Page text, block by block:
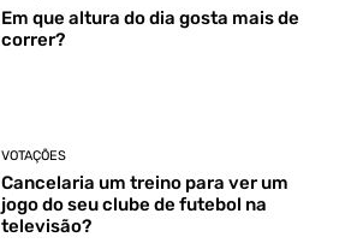
Em que altura do dia gosta mais de
correr?
VOTAÇÕES
Cancelaria um treino para ver um
jogo do seu clube de futebol na
televisão?